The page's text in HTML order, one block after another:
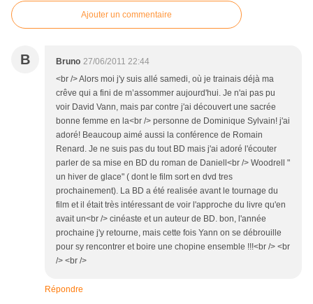
Ajouter un commentaire
B Bruno 27/06/2011 22:44
<br /> Alors moi j'y suis allé samedi, où je trainais déjà ma
crêve qui a fini de m’assommer aujourd'hui. Je n'ai pas pu
voir David Vann, mais par contre j'ai découvert une sacrée
bonne femme en la<br /> personne de Dominique Sylvain! j'ai
adoré! Beaucoup aimé aussi la conférence de Romain
Renard. Je ne suis pas du tout BD mais j'ai adoré l'écouter
parler de sa mise en BD du roman de Daniell<br /> Woodrell "
un hiver de glace" ( dont le film sort en dvd tres
prochainement). La BD a été realisée avant le tournage du
film et il était très intéressant de voir l'approche du livre qu'en
avait un<br /> cinéaste et un auteur de BD. bon, l'année
prochaine j'y retourne, mais cette fois Yann on se débrouille
pour sy rencontrer et boire une chopine ensemble !!!<br /> <br
/> <br />
Répondre